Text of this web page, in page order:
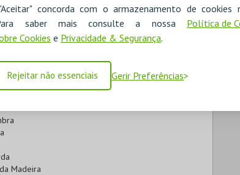
concorda com o armazenamento de cookies
saber mais consulte a nossa Política de
Cookies e Privacidade & Segurança.
Rejeitar não essenciais Gerir Preferências
Madeira